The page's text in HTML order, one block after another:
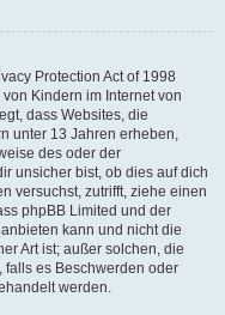
Protection Act of 1998
Kindern im Internet von
dass Websites, die
unter 13 Jahren erheben,
des oder der
unsicher bist, ob dies auf dich
versuchst, zutrifft, ziehe einen
phpBB Limited und der
kann und nicht die
Art ist; außer solchen, die
falls es Beschwerden oder
werden.